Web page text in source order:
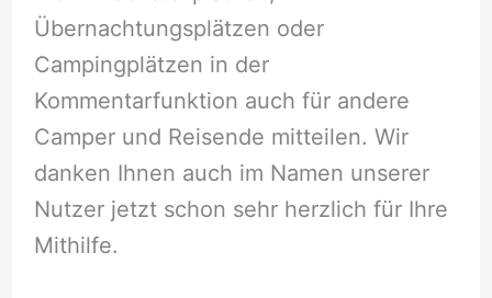
Übernachtungsplätzen oder
Campingplätzen in der
Kommentarfunktion auch für andere
Camper und Reisende mitteilen. Wir
danken Ihnen auch im Namen unserer
Nutzer jetzt schon sehr herzlich für Ihre
Mithilfe.